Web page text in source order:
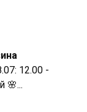
12.00 -
🌸...